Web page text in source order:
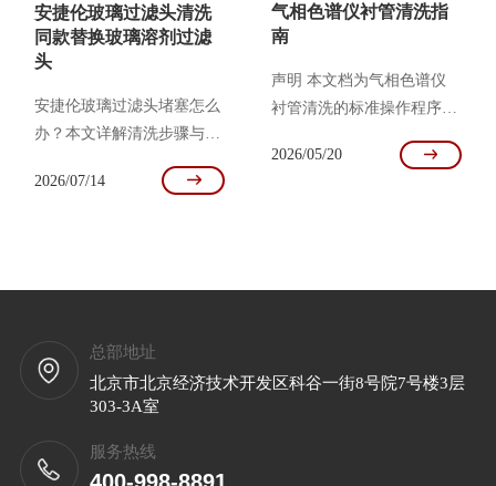
测能力提出了更高要求。
一、检测标准与技术路线
配套检测体系以GC-MS/MS
和LC-MS/MS两条技术路线
为核心，二者检测对象极
目标物重叠度低，单一平台
安捷伦玻璃过滤头清洗
同款替换玻璃溶剂过滤
头
安捷伦玻璃过滤头堵塞怎么
办？本文详解清洗步骤与注
规格，助您快速解决液相色
2026/07/14
气相色谱仪衬管清洗指
南
声明 本文档为气相色谱仪
衬管清洗的标准操作程序，
规方法，操作者须遵守所在
来源 推荐清洗方法 是否需
2026/05/20
总部地址
北京市北京经济技术开发区科谷一街8号院7号楼3层
303-3A室
服务热线